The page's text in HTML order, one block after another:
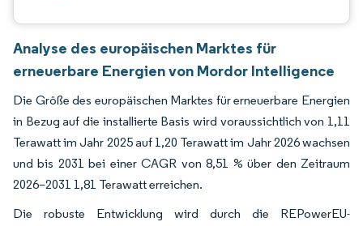
Analyse des europäischen Marktes für
erneuerbare Energien von Mordor Intelligence
Die Größe des europäischen Marktes für erneuerbare Energien
in Bezug auf die installierte Basis wird voraussichtlich von 1,11
Terawatt im Jahr 2025 auf 1,20 Terawatt im Jahr 2026 wachsen
und bis 2031 bei einer CAGR von 8,51 % über den Zeitraum
2026–2031 1,81 Terawatt erreichen.
Die robuste Entwicklung wird durch die REPowerEU-